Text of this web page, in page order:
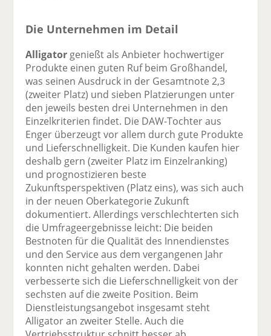
Die Unternehmen im Detail
Alligator genießt als Anbieter hochwertiger
Produkte einen guten Ruf beim Großhandel,
was seinen Ausdruck in der Gesamtnote 2,3
(zweiter Platz) und sieben Platzierungen unter
den jeweils besten drei Unternehmen in den
Einzelkriterien findet. Die DAW-Tochter aus
Enger überzeugt vor allem durch gute Produkte
und Lieferschnelligkeit. Die Kunden kaufen hier
deshalb gern (zweiter Platz im Einzelranking)
und prognostizieren beste
Zukunftsperspektiven (Platz eins), was sich auch
in der neuen Oberkategorie Zukunft
dokumentiert. Allerdings verschlechterten sich
die Umfrageergebnisse leicht: Die beiden
Bestnoten für die Qualität des Innendienstes
und den Service aus dem vergangenen Jahr
konnten nicht gehalten werden. Dabei
verbesserte sich die Lieferschnelligkeit von der
sechsten auf die zweite Position. Beim
Dienstleistungsangebot insgesamt steht
Alligator an zweiter Stelle. Auch die